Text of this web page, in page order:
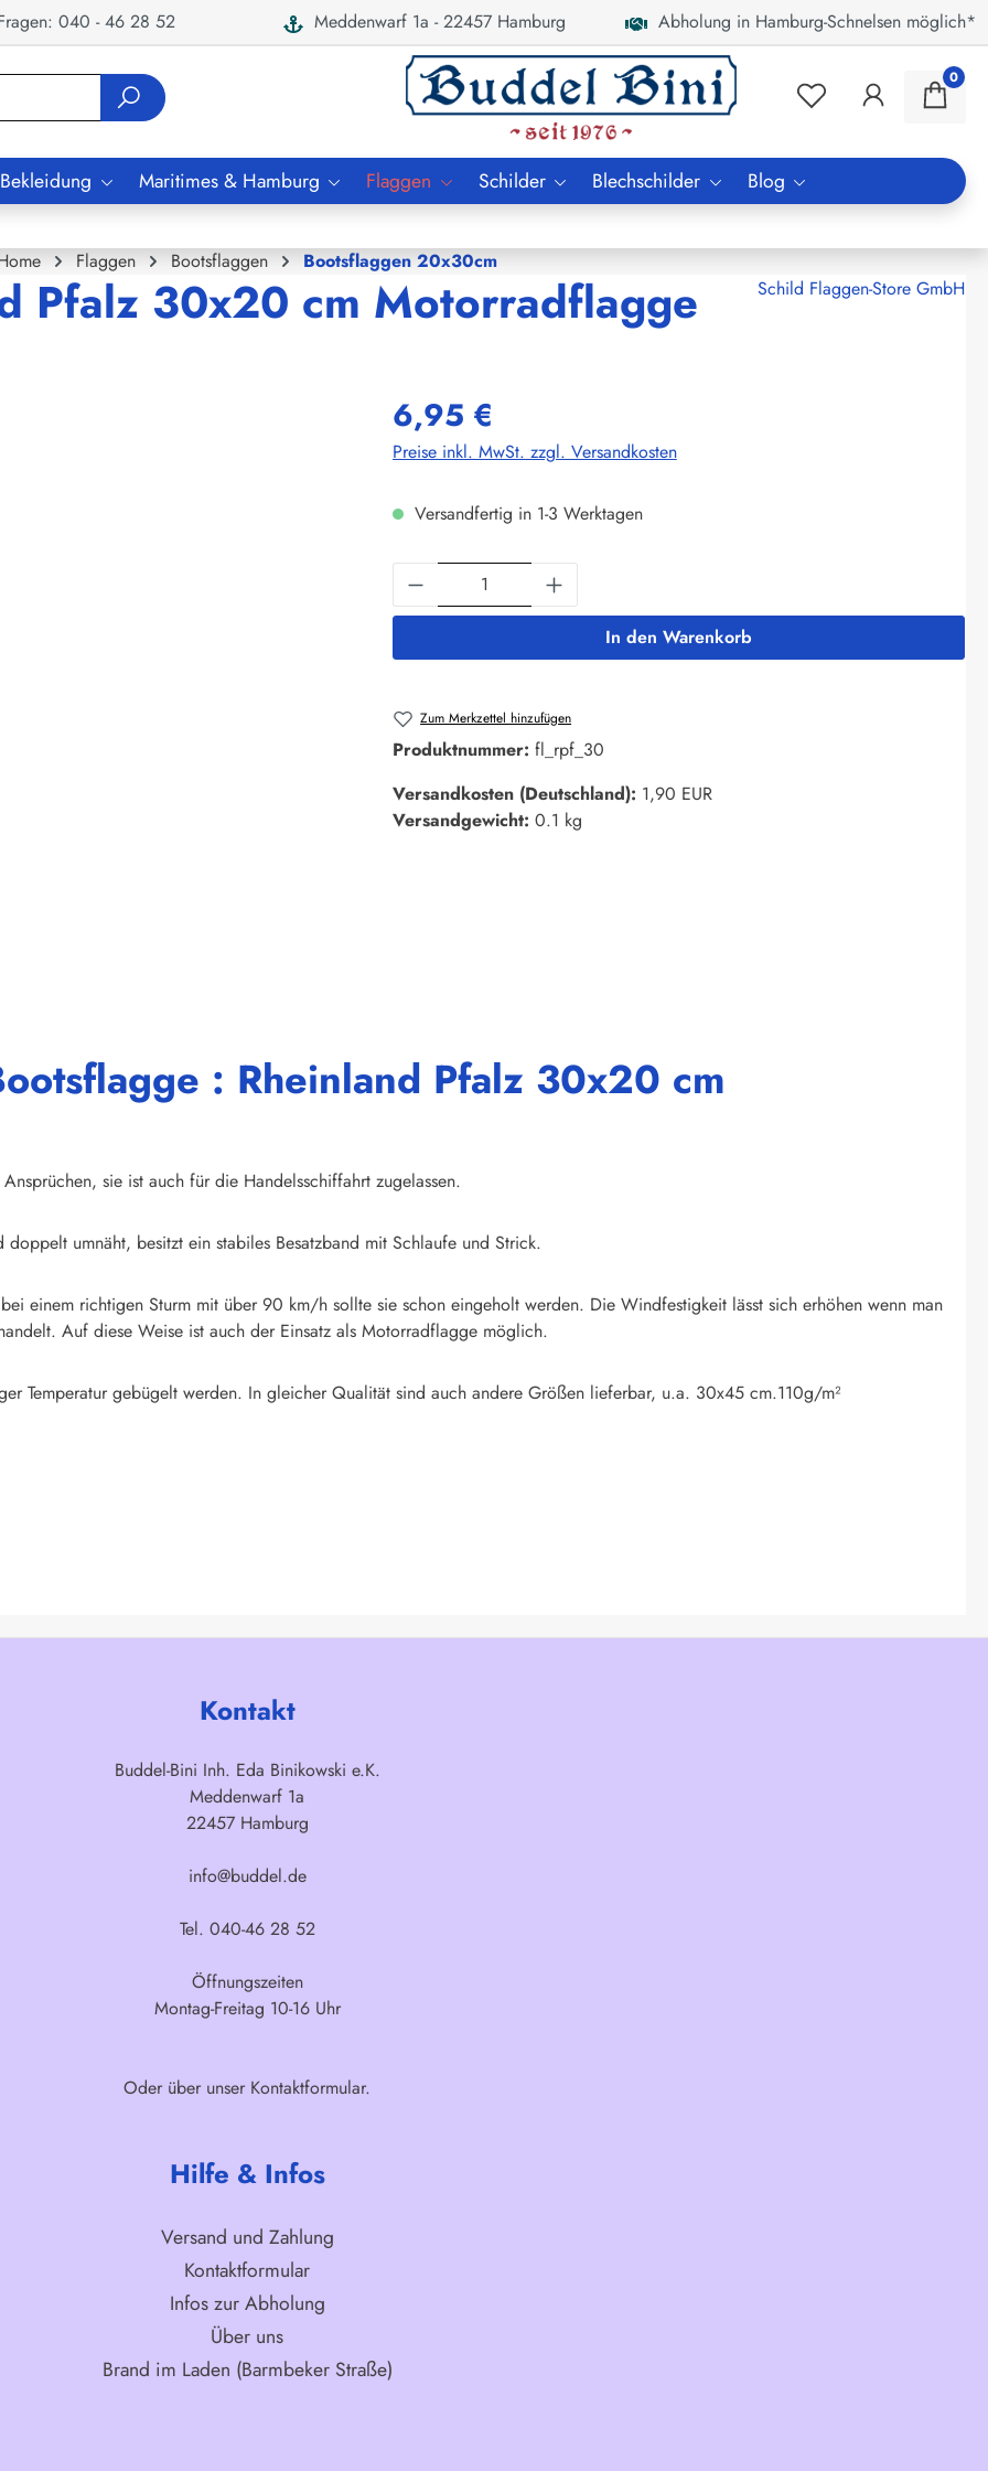
040 - 46 28 52 Meddenwarf 1a - 22457 Hamburg Abholung in Hamburg-Schnelsen möglich*
0
Maritimes & Hamburg Flaggen Schilder Blechschilder Blog
Flaggen Bootsflaggen Bootsflaggen 20x30cm
Pfalz 30x20 cm Motorradflagge Schild Flaggen-Store GmbH
6,95 €
Preise inkl. MwSt. zzgl. Versandkosten
Versandfertig in 1-3 Werktagen
Produkt Anzahl: Gib den gewünschten Wert ein
In den Warenkorb
Zum Merkzettel hinzufügen
Produktnummer: fl_rpf_30
Versandkosten (Deutschland): 1,90 EUR
Versandgewicht: 0.1 kg
: Rheinland Pfalz 30x20 cm
sie ist auch für die Handelsschiffahrt zugelassen.
umnäht, besitzt ein stabiles Besatzband mit Schlaufe und Strick.
einem richtigen Sturm mit über 90 km/h sollte sie schon eingeholt werden. Die Windfestigkeit lässt sich erhöhen wenn man
Auf diese Weise ist auch der Einsatz als Motorradflagge möglich.
Temperatur gebügelt werden. In gleicher Qualität sind auch andere Größen lieferbar, u.a. 30x45 cm.110g/m²
Kontakt
Buddel-Bini Inh. Eda Binikowski e.K.
Meddenwarf 1a
22457 Hamburg
info@buddel.de
Tel. 040-46 28 52
Öffnungszeiten
Montag-Freitag 10-16 Uhr
Oder über unser Kontaktformular.
Hilfe & Infos
Versand und Zahlung
Kontaktformular
Infos zur Abholung
Über uns
Brand im Laden (Barmbeker Straße)